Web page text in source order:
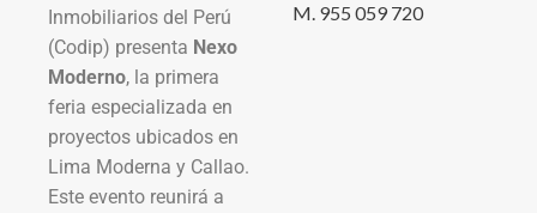
Inmobiliarios del Perú
(Codip) presenta Nexo
Moderno, la primera
feria especializada en
proyectos ubicados en
Lima Moderna y Callao.
Este evento reunirá a
M. 955 059 720